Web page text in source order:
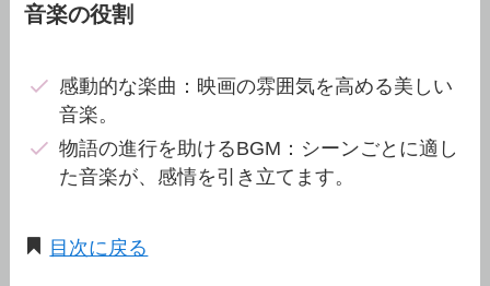
音楽の役割
感動的な楽曲：映画の雰囲気を高める美しい
音楽。
物語の進行を助けるBGM：シーンごとに適し
た音楽が、感情を引き立てます。
目次に戻る